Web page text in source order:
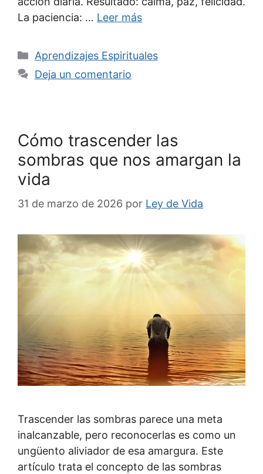
La paciencia: … Leer más
Categorías
Aprendizajes Espirituales
Deja un comentario
Cómo trascender las
sombras que nos amargan la
vida
31 de marzo de 2026 por Ley de Vida
Trascender las sombras parece una meta
inalcanzable, pero reconocerlas es como un
ungüento aliviador de esa amargura. Este
artículo trata el concepto de las sombras